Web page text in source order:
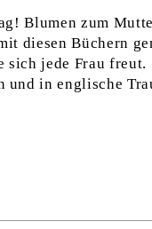
Blumen zum
diesen Büchern
sich jede Frau
und in englische